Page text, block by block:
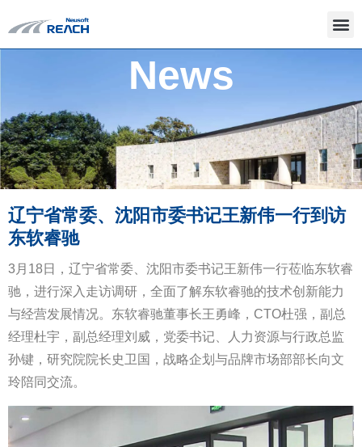
News
辽宁省常委、沈阳市委书记王新伟一行到访
东软睿驰
3月18日，辽宁省常委、沈阳市委书记王新伟一行莅临东软睿
驰，进行深入走访调研，全面了解东软睿驰的技术创新能力
与经营发展情况。东软睿驰董事长王勇峰，CTO杜强，副总
经理杜宇，副总经理刘威，党委书记、人力资源与行政总监
孙键，研究院院长史卫国，战略企划与品牌市场部部长向文
玲陪同交流。